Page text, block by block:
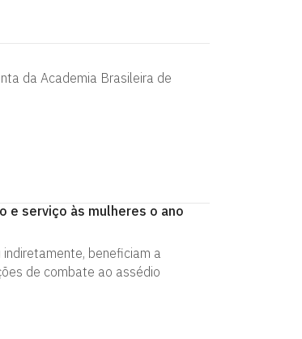
da Academia Brasileira de
e serviço às mulheres o ano
beneficiam a
de combate ao assédio